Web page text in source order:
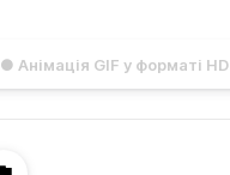
● Анімація GIF у форматі HD